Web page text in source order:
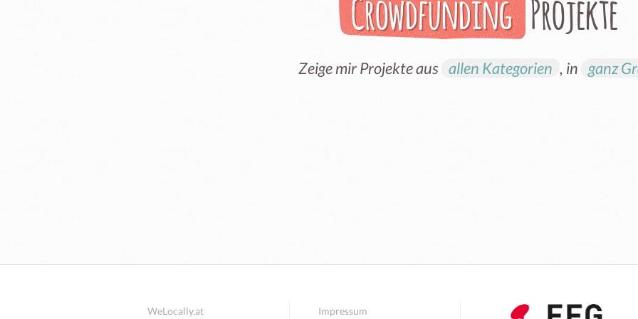
Crowdfunding Projekte
Zeige mir Projekte aus allen Kategorien , in ganz
WeLocally.at Impressum